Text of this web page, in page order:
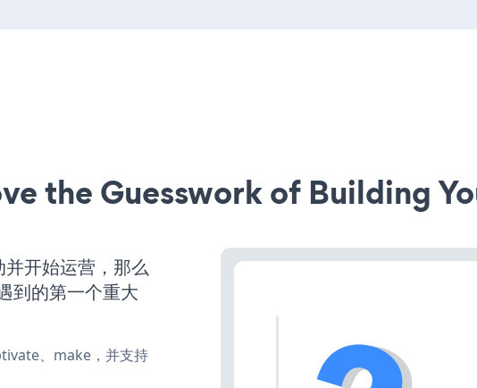
the Guesswork of Building
开始运营，那么
到的第一个重大
、make，并支持